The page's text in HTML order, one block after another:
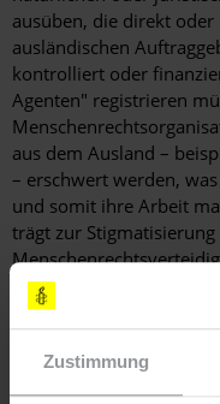
Zustimmung
ausüben, die direkt
ausländischen
kontrolliert oder
Agenten" registrieren
aus dem Ausland –
– erschwert werden,
und somit ihre Arbeit
trägt zur
Medien bei und
derjenigen, die mit den
Salvadorianer:innen,
wenden, um